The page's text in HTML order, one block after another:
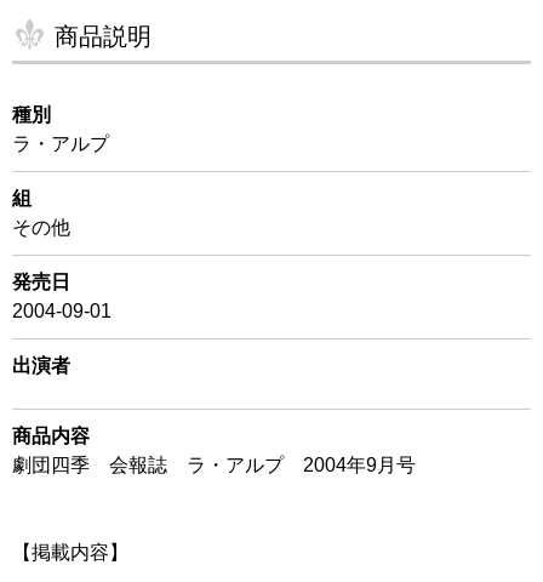
商品説明
種別
ラ・アルプ
組
その他
発売日
2004-09-01
出演者
商品内容
劇団四季 会報誌 ラ・アルプ 2004年9月号
【掲載内容】